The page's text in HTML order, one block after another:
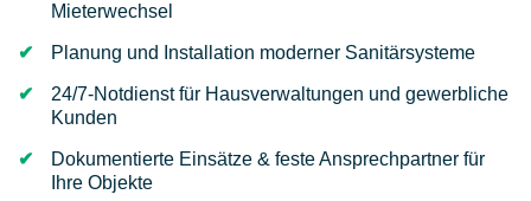
Mieterwechsel
Planung und Installation moderner Sanitärsysteme
24/7-Notdienst für Hausverwaltungen und gewerbliche
Kunden
Dokumentierte Einsätze & feste Ansprechpartner für
Ihre Objekte